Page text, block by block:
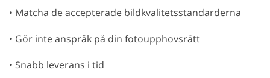
• Matcha de accepterade bildkvalitetsstandarderna
• Gör inte anspråk på din fotoupphovsrätt
• Snabb leverans i tid